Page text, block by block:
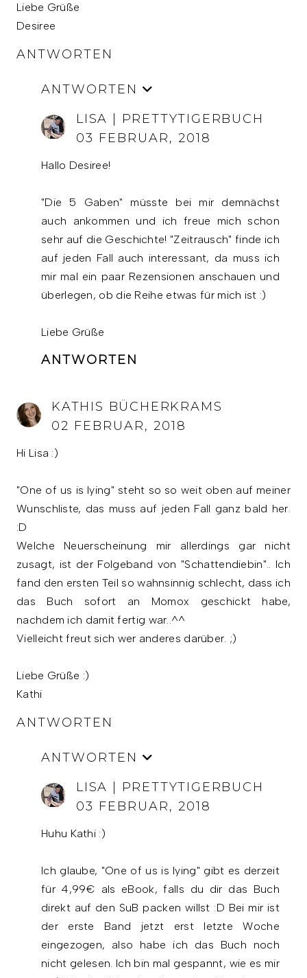
Liebe Grüße
Desiree
ANTWORTEN
ANTWORTEN
LISA | PRETTYTIGERBUCH
03 FEBRUAR, 2018
Hallo Desiree!
"Die 5 Gaben" müsste bei mir demnächst
auch ankommen und ich freue mich schon
sehr auf die Geschichte! "Zeitrausch" finde ich
auf jeden Fall auch interessant, da muss ich
mir mal ein paar Rezensionen anschauen und
überlegen, ob die Reihe etwas für mich ist :)
Liebe Grüße
ANTWORTEN
KATHIS BÜCHERKRAMS
02 FEBRUAR, 2018
Hi Lisa :)
"One of us is lying" steht so so weit oben auf meiner
Wunschliste, das muss auf jeden Fall ganz bald her.
:D
Welche Neuerscheinung mir allerdings gar nicht
zusagt, ist der Folgeband von "Schattendiebin".. Ich
fand den ersten Teil so wahnsinnig schlecht, dass ich
das Buch sofort an Momox geschickt habe,
nachdem ich damit fertig war..^^
Vielleicht freut sich wer anderes darüber. ;)
Liebe Grüße :)
Kathi
ANTWORTEN
ANTWORTEN
LISA | PRETTYTIGERBUCH
03 FEBRUAR, 2018
Huhu Kathi :)
Ich glaube, "One of us is lying" gibt es derzeit
für 4,99€ als eBook, falls du dir das Buch
direkt auf den SuB packen willst :D Bei mir ist
der erste Band jetzt erst letzte Woche
eingezogen, also habe ich das Buch noch
nicht gelesen. Ich bin mal gespannt, wie es mir